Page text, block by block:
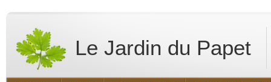
Le Jardin du Papet